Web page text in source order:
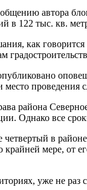
автора
в 122 тыс. кв.
как
место проведения
района
Однако все
в
мере, от
уже не раз